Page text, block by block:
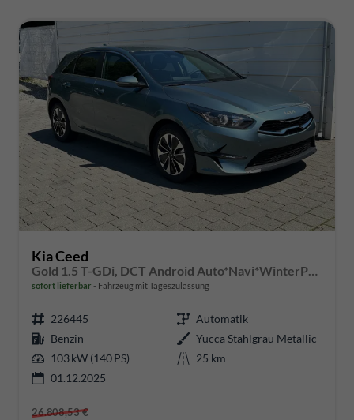
Kia Ceed
Gold 1.5 T-GDi, DCT Android Auto*Navi*WinterPak*Klimaauto*16"*Kamera*PrivacyGlas*
sofort lieferbar Fahrzeug mit Tageszulassung
226445
Automatik
Benzin
Yucca Stahlgrau Metallic
103 kW (140 PS)
25 km
01.12.2025
26.808,53 €